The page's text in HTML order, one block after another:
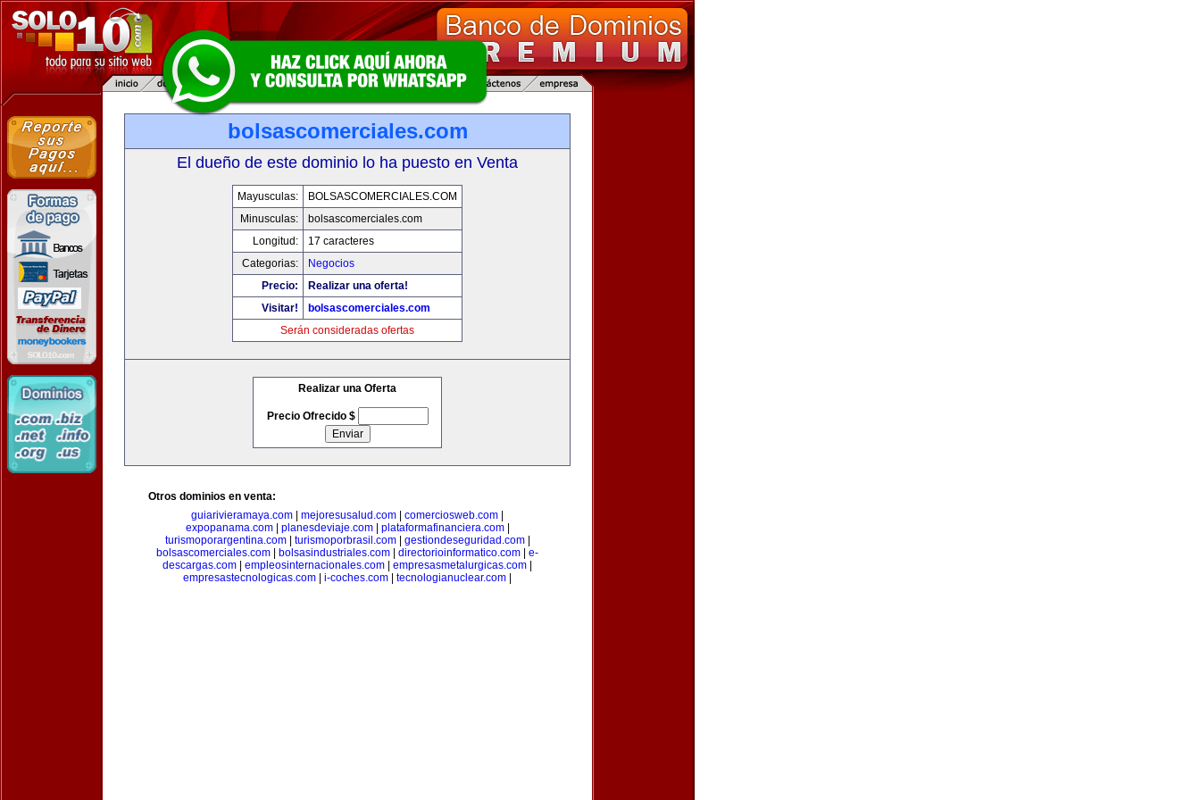
bolsascomerciales.com
El dueño de este dominio lo ha puesto en Venta
Mayusculas:
BOLSASCOMERCIALES.COM
Minusculas:
bolsascomerciales.com
Longitud:
17 caracteres
Categorias:
Negocios
Precio:
Realizar una oferta!
Visitar!
bolsascomerciales.com
Serán consideradas ofertas
Realizar una Oferta
Precio Ofrecido $
Otros dominios en venta:
guiarivieramaya.com
mejoresusalud.com comerciosweb.com
expopanama.com| planesdeviaje.com| plataformafinanciera.com|
turismoporargentina.com| turismoporbrasil.com| gestiondeseguridad.com|
bolsascomerciales.com
bolsasindustriales.com directorioinformatico.com
e-
descargas.com
empleosinternacionales.com empresasmetalurgicas.com
empresastecnologicas.com
i-coches.com tecnologianuclear.com